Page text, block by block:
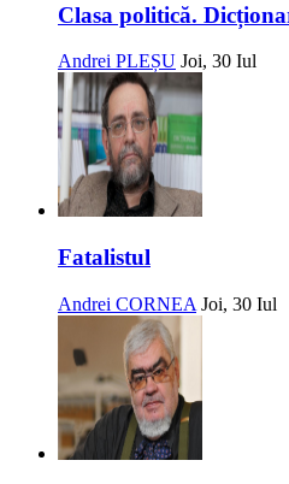
Clasa politică.
Andrei PLEȘU Joi, 30 Iul
Fatalistul
Andrei CORNEA Joi, 30 Iul